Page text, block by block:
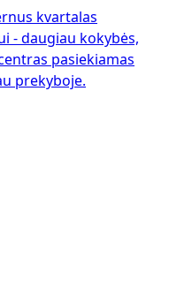
kvartalas
- daugiau kokybės,
pasiekiamas
prekyboje.